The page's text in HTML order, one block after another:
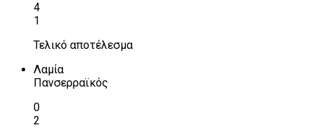
4
1
Τελικό αποτέλεσμα
Λαμία
Πανσερραϊκός
0
2